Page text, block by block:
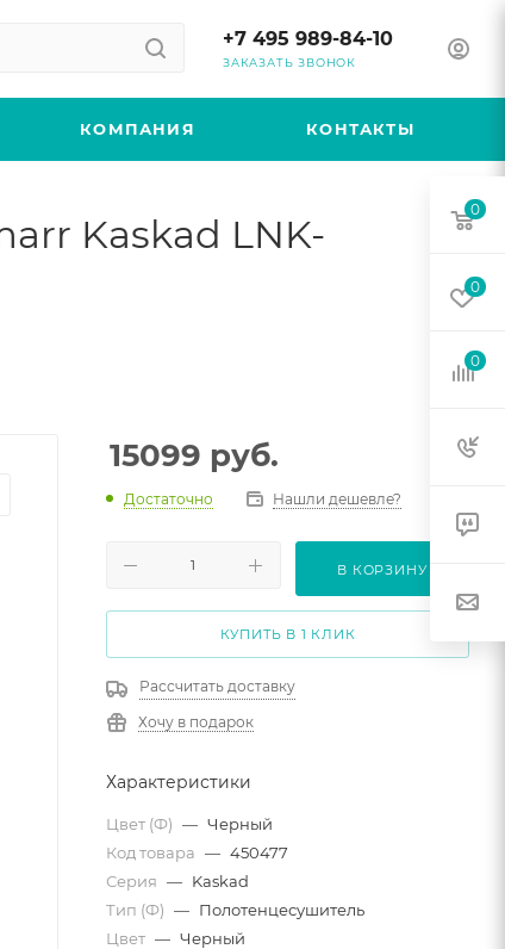
+7 495 989-84-10
ЗАКАЗАТЬ ЗВОНОК
КОМПАНИЯ КОНТАКТЫ
Kaskad LNK-
15099 руб.
Достаточно Нашли дешевле?
В КОРЗИНУ
КУПИТЬ В 1 КЛИК
Рассчитать доставку
Хочу в подарок
Характеристики
Цвет (Ф) — Черный
Код товара — 450477
Серия — Kaskad
Тип (Ф) — Полотенцесушитель
Цвет — Черный
0
0
0